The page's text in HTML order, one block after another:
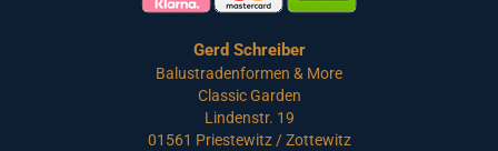
Gerd Schreiber
Balustradenformen & More
Classic Garden
Lindenstr. 19
01561 Priestewitz / Zottewitz